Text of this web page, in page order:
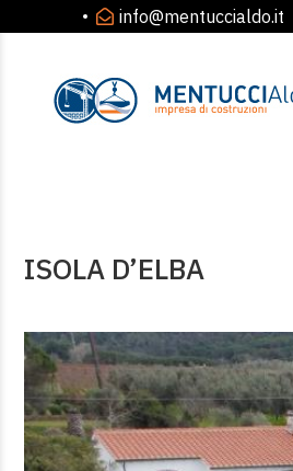
info@mentuccialdo.it
ISOLA D’ELBA